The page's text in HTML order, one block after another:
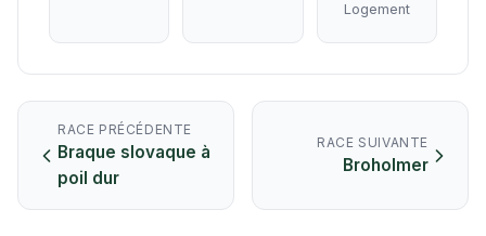
Logement
RACE PRÉCÉDENTE
Braque slovaque à
poil dur
RACE SUIVANTE
Broholmer